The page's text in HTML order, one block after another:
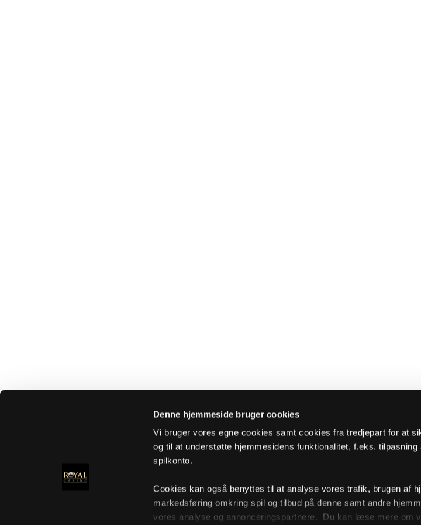
Denne hjemmeside bruger cookies
Vi bruger vores egne cookies samt cookies fra tredjepart for at
og til at understøtte hjemmesidens funktionalitet, f.eks.
spilkonto.
Cookies kan også benyttes til at analyse vores trafik, brugen af
markedsføring omkring spil og tilbud på denne samt andre
vores analyse og annonceringspartnere. Du kan læse mere om